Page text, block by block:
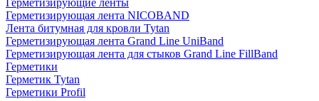
Герметизирующие ленты
Герметизирующая лента NICOBAND
Лента битумная для кровли Tytan
Герметизирующая лента Grand Line UniBand
Герметизирующая лента для стыков Grand Line FillBand
Герметики
Герметик Tytan
Герметики Profil